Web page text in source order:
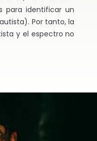
para identificar un
Por tanto, la
y el espectro no